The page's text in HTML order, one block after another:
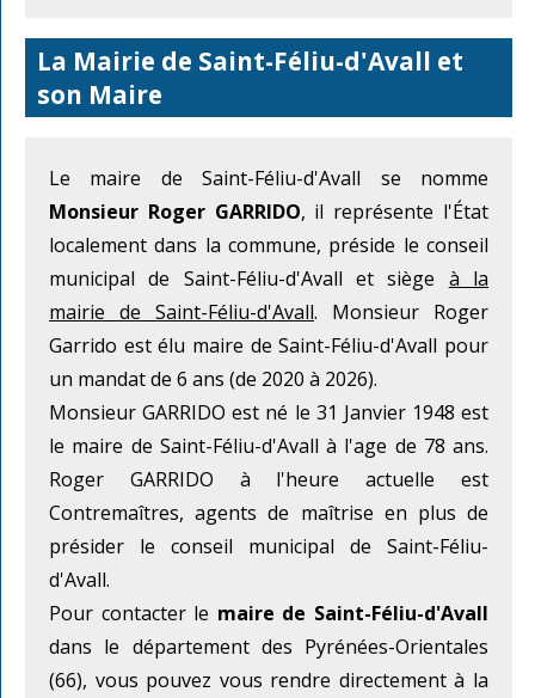
La Mairie de Saint-Féliu-d'Avall et
son Maire
Le maire de Saint-Féliu-d'Avall se nomme
Monsieur Roger GARRIDO, il représente l'État
localement dans la commune, préside le conseil
municipal de Saint-Féliu-d'Avall et siège à la
mairie de Saint-Féliu-d'Avall. Monsieur Roger
Garrido est élu maire de Saint-Féliu-d'Avall pour
un mandat de 6 ans (de 2020 à 2026).
Monsieur GARRIDO est né le 31 Janvier 1948 est
le maire de Saint-Féliu-d'Avall à l'age de 78 ans.
Roger GARRIDO à l'heure actuelle est
Contremaîtres, agents de maîtrise en plus de
présider le conseil municipal de Saint-Féliu-
d'Avall.
Pour contacter le maire de Saint-Féliu-d'Avall
dans le département des Pyrénées-Orientales
(66), vous pouvez vous rendre directement à la